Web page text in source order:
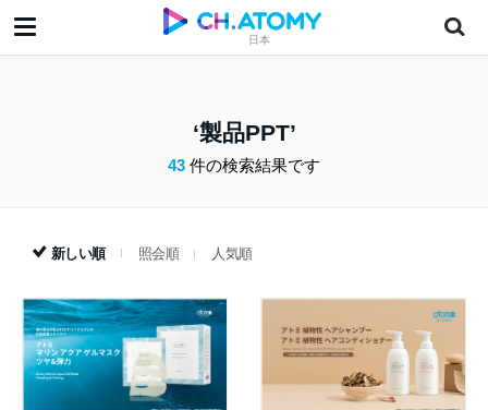
日本
製品PPT
43 件の検索結果です
新しい順 照会順 人気順